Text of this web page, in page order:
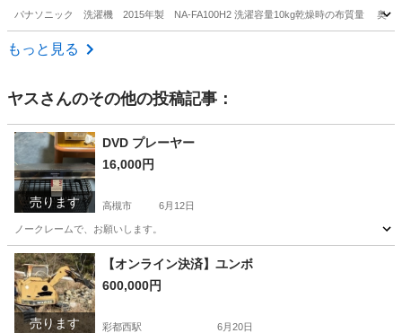
パナソニック 洗濯機 2015年製 NA-FA100H2 洗濯容量10kg乾燥時の布質量 奥行
大阪 大阪市
もっと見る
ヤスさんのその他の投稿記事：
売ります
DVD プレーヤー
16,000円
高槻市 6月12日
ノークレームで、お願いします。
大阪 高槻市 映像プレーヤー、レコーダー
売ります
【オンライン決済】ユンボ
600,000円
彩都西駅 6月20日